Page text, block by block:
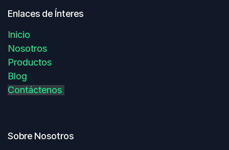
Enlaces de Ínteres
Inicio
Nosotros
Productos
Blog
Contáctenos
Sobre Nosotros